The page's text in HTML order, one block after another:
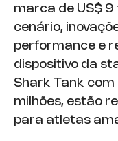
marca de US$
cenário,
performance e
dispositivo da
Shark Tank com
milhões, estão
para atletas